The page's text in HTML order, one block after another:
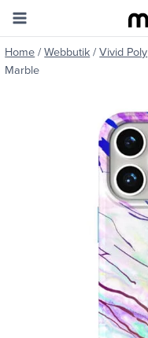
Skip
content
Home / Webbutik / Vivid Poly
Marble